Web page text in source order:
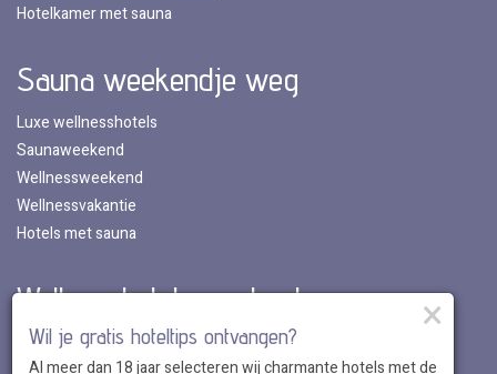
Hotelkamer met sauna
Sauna weekendje weg
Luxe wellnesshotels
Saunaweekend
Wellnessweekend
Wellnessvakantie
Hotels met sauna
Wellnesshotels per land
Wellnesshotels in Nederland
×
Wil je gratis hoteltips ontvangen?
Al meer dan 18 jaar selecteren wij charmante hotels met de